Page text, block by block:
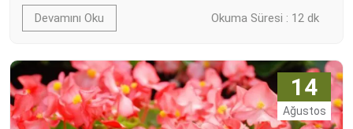
solabilir ya da sağlığını kaybedebilir. Bitki bakımında en
veya ortam koşullarına dikkat etmemekten kaynaklanır.
Bu yazıda, bitkilerinizin uzun ömürlü ve sağlıklı kalması
için en yaygın hataları ve…
Devamını Oku Okuma Süresi : 12 dk
14
Ağustos